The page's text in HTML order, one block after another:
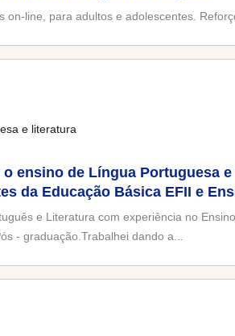
on-line, para adultos e adolescentes.
e literatura
o ensino de Língua Portuguesa
da Educação Básica EFII e
e Literatura com experiência no
- graduação.Trabalhei dando a...